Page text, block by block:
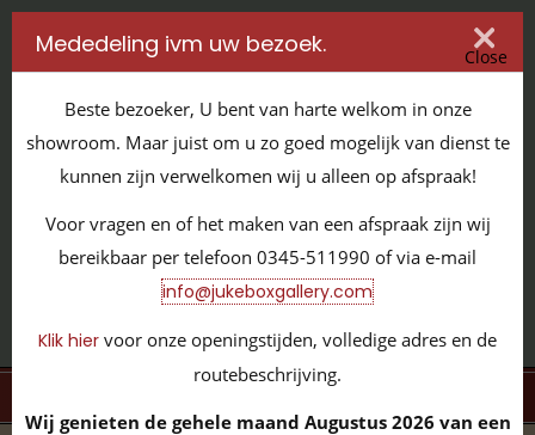
IT'S ALL ABOUT JUKEBOXES
GILDENSTRAAT 32 / 4143 HS LEERDAM / TEL:
0345 - 511990
INFO@JUKEBOXGALLERY.COM
Mededeling ivm uw bezoek. Close
Beste bezoeker, U bent van harte welkom in onze
showroom. Maar juist om u zo goed mogelijk van dienst te
kunnen zijn verwelkomen wij u alleen op afspraak!
Voor vragen en of het maken van een afspraak zijn wij
bereikbaar per telefoon 0345-511990 of via e-mail
info@jukeboxgallery.com
Klik hier voor onze openingstijden, volledige adres en de
routebeschrijving.
Wij genieten de gehele maand Augustus 2026 van een